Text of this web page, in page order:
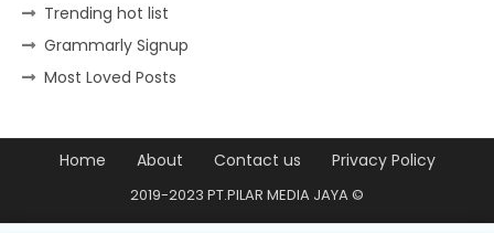
Trending hot list
Grammarly Signup
Most Loved Posts
Home About Contact us Privacy Policy
2019-2023 PT.PILAR MEDIA JAYA ©